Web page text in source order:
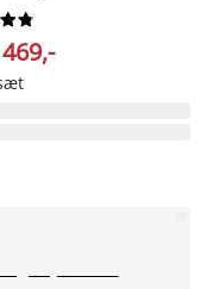


